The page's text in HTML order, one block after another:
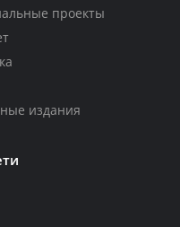
проекты
издания